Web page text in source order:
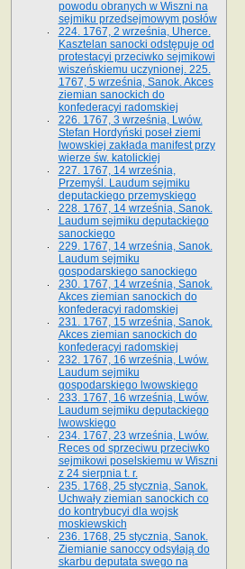
powodu obranych w Wiszni na
sejmiku przedsejmo­wym posłów
224. 1767, 2 września, Uherce.
Kasztelan sanocki odstępuje od
protestacyi przeciwko sejmikowi
wiszeńskiemu uczynionej. 225.
1767, 5 września, Sanok. Akces
ziemian sanockich do
konfederacyi radomskiej
226. 1767, 3 września, Lwów.
Stefan Hordyński poseł ziemi
lwowskiej zakłada manifest przy
wierze św. ka­tolickiej
227. 1767, 14 września,
Przemyśl. Laudum sejmiku
deputackiego przemyskiego
228. 1767, 14 września, Sanok.
Laudum sejmiku deputackiego
sanockiego
229. 1767, 14 września, Sanok.
Laudum sejmiku
gospodarskiego sanockiego
230. 1767, 14 września, Sanok.
Akces ziemian sanockich do
konfederacyi radomskiej
231. 1767, 15 września, Sanok.
Akces ziemian sanockich do
konfederacyi radomskiej
232. 1767, 16 września, Lwów.
Laudum sejmiku
gospodarskiego lwowskiego
233. 1767, 16 września, Lwów.
Laudum sejmiku deputackiego
lwowskiego
234. 1767, 23 września, Lwów.
Reces od sprzeciwu przeciwko
sejmikowi poselskiemu w Wiszni
z 24 sierpnia t. r.
235. 1768, 25 stycznia, Sanok.
Uchwały ziemian sanockich co
do kontrybucyi dla wojsk
moskiewskich
236. 1768, 25 stycznia, Sanok.
Ziemianie sanoccy odsyłają do
skarbu deputata swego na